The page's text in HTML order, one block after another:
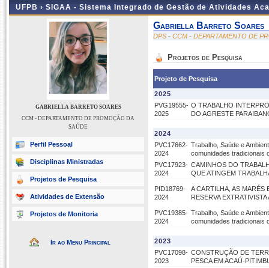
UFPB › SIGAA - Sistema Integrado de Gestão de Atividades
GABRIELLA BARRETO SOARES
CCM - DEPARTAMENTO DE PROMOÇÃO DA
SAÚDE
Perfil Pessoal
Disciplinas Ministradas
Projetos de Pesquisa
Atividades de Extensão
Projetos de Monitoria
Ir ao Menu Principal
Gabriella Barreto Soares
DPS - CCM - DEPARTAMENTO DE
Projetos de Pesquisa
Projeto de Pesquisa
2025
PVG19555-
2025
O TRABALHO
DO AGRESTE
2024
PVC17662-
2024
Trabalho, Saúde e
comunidades tradicionais
PVC17923-
2024
CAMINHOS DO
QUE ATINGEM
PID18769-
2024
A CARTILHA, AS MARÉS
RESERVA
PVC19385-
2024
Trabalho, Saúde e
comunidades tradicionais
2023
PVC17098-
2023
CONSTRUÇÃO DE
PESCA EM ACAÚ-